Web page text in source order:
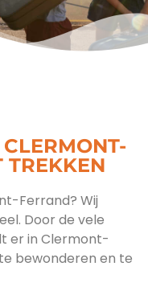
TREKKEN
Ferrand? Wij
Door de vele
er in Clermont-
bewonderen en te